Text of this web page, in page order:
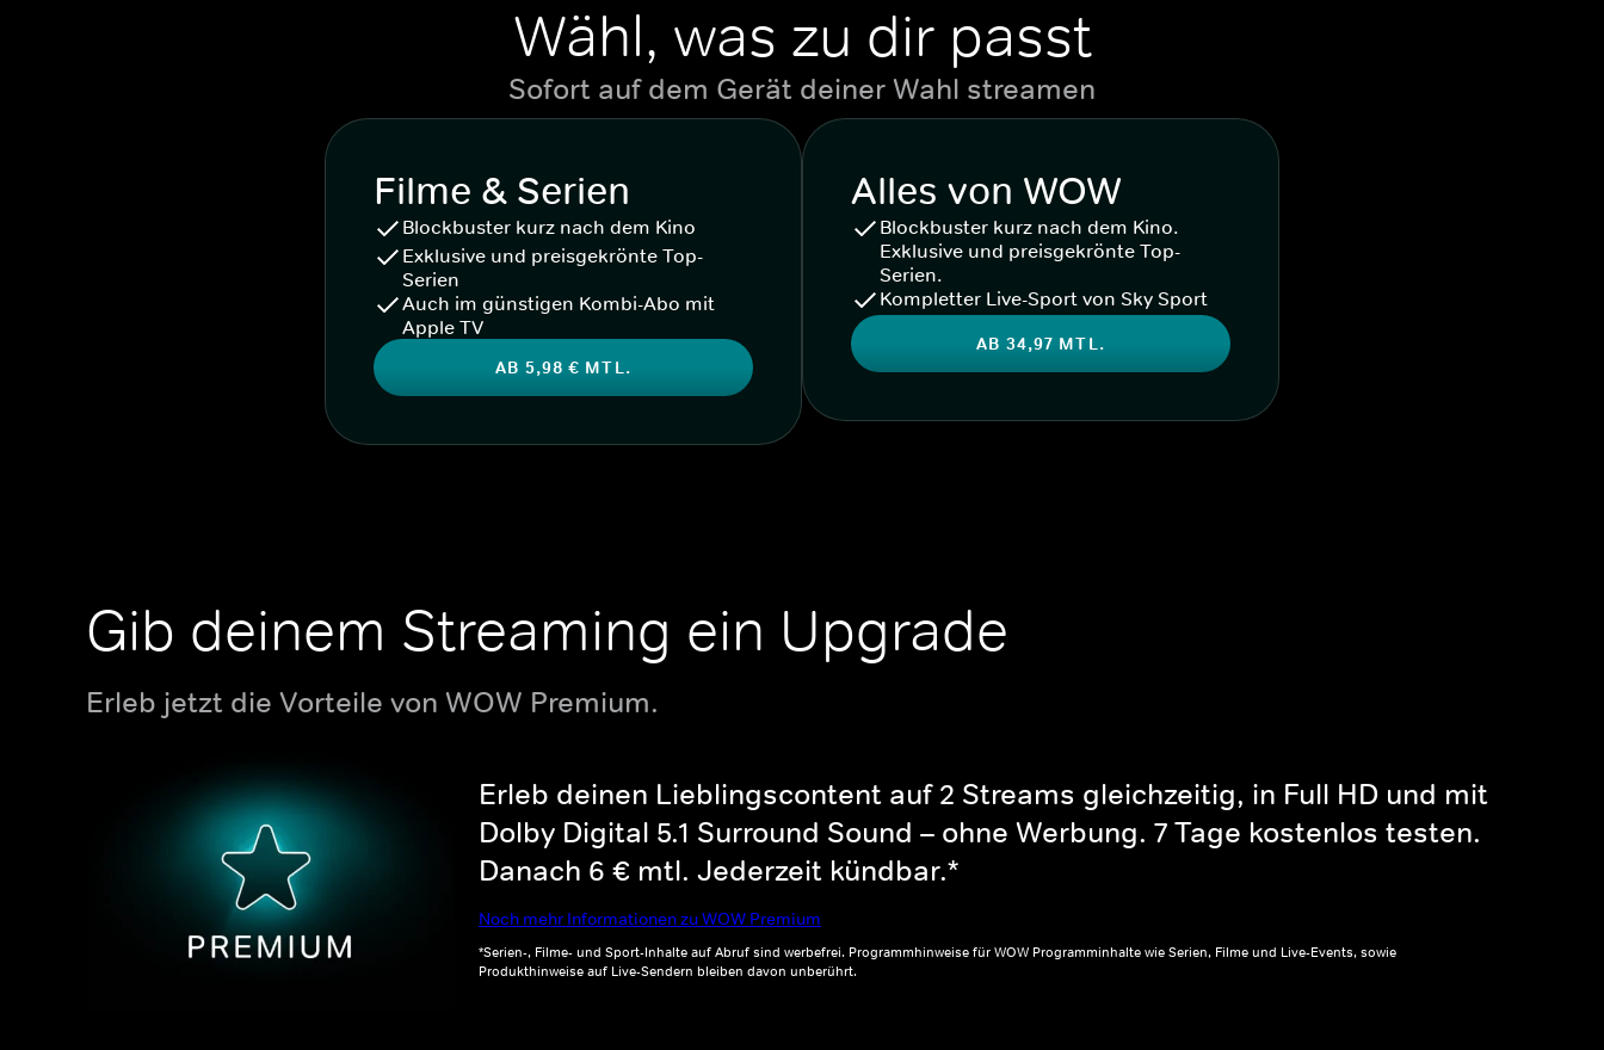
Wähl, was zu dir passt
Sofort auf dem Gerät deiner Wahl streamen
Filme & Serien
Blockbuster kurz nach dem Kino
Exklusive und preisgekrönte Top-
Serien
Auch im günstigen Kombi-Abo mit
Apple TV
AB 5,98 € MTL.
Alles von WOW
Blockbuster kurz nach dem Kino.
Exklusive und preisgekrönte Top-
Serien.
Kompletter Live-Sport von Sky Sport
AB 34,97 MTL.
Gib deinem Streaming ein Upgrade
Erleb jetzt die Vorteile von WOW Premium.
Erleb deinen Lieblingscontent auf 2 Streams gleichzeitig, in Full HD und mit
Dolby Digital 5.1 Surround Sound – ohne Werbung. 7 Tage kostenlos testen.
Danach 6 € mtl. Jederzeit kündbar.*
Noch mehr Informationen zu WOW Premium
*Serien-, Filme- und Sport-Inhalte auf Abruf sind werbefrei. Programmhinweise für WOW Programminhalte wie Serien, Filme und Live-Events, sowie
Produkthinweise auf Live-Sendern bleiben davon unberührt.